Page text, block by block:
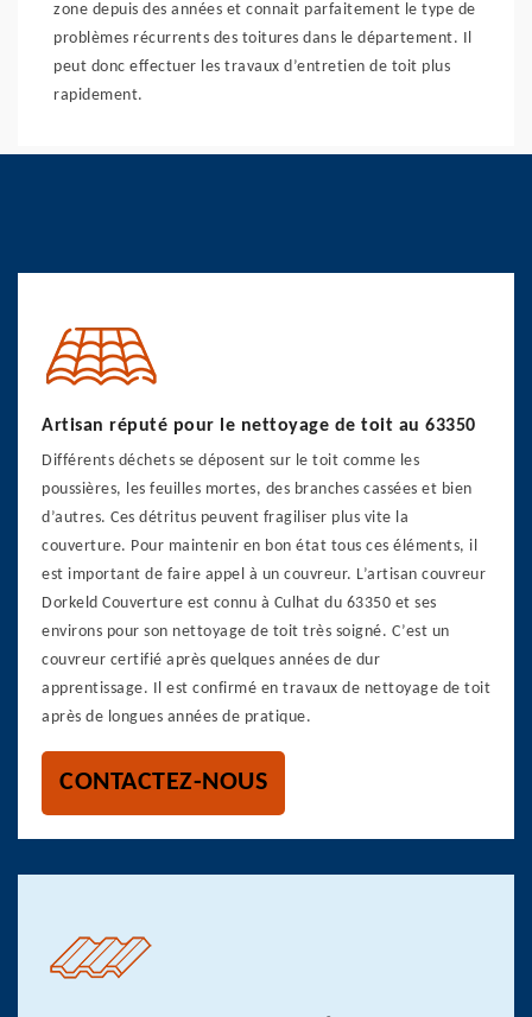
zone depuis des années et connait parfaitement le type de
problèmes récurrents des toitures dans le département. Il
peut donc effectuer les travaux d’entretien de toit plus
rapidement.
Artisan réputé pour le nettoyage de toit au 63350
Différents déchets se déposent sur le toit comme les
poussières, les feuilles mortes, des branches cassées et bien
d’autres. Ces détritus peuvent fragiliser plus vite la
couverture. Pour maintenir en bon état tous ces éléments, il
est important de faire appel à un couvreur. L’artisan couvreur
Dorkeld Couverture est connu à Culhat du 63350 et ses
environs pour son nettoyage de toit très soigné. C’est un
couvreur certifié après quelques années de dur
apprentissage. Il est confirmé en travaux de nettoyage de toit
après de longues années de pratique.
CONTACTEZ-NOUS